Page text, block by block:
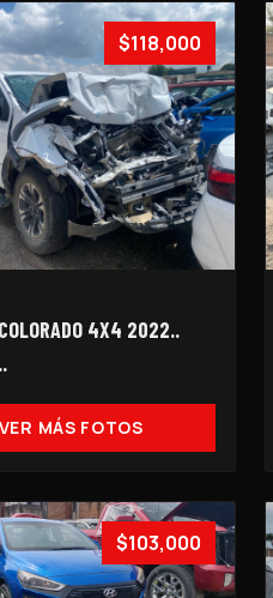
$118,000
4X4 2022..
VER MÁS FOTOS
$103,000